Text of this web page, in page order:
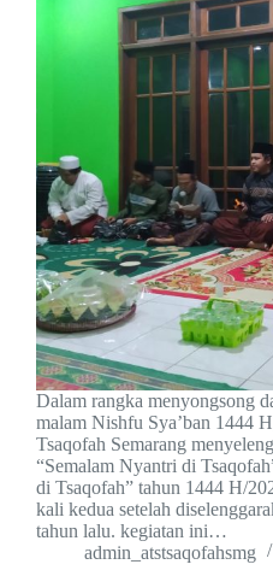
Dalam rangka menyongsong
malam Nishfu Sya’ban 1444
Tsaqofah Semarang
“Semalam Nyantri di
di Tsaqofah” tahun 1444 H/
kali kedua setelah
tahun lalu. kegiatan ini…
admin_atstsaqofahsmg